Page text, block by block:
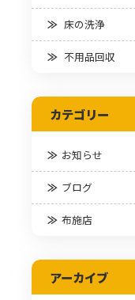
床の洗浄
不用品回収
カテゴリー
お知らせ
ブログ
布施店
アーカイブ